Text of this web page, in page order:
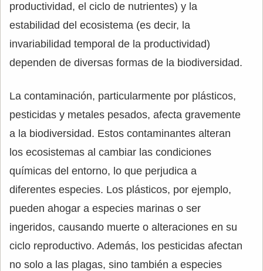
productividad, el ciclo de nutrientes) y la
estabilidad del ecosistema (es decir, la
invariabilidad temporal de la productividad)
dependen de diversas formas de la biodiversidad.
La contaminación, particularmente por plásticos,
pesticidas y metales pesados, afecta gravemente
a la biodiversidad. Estos contaminantes alteran
los ecosistemas al cambiar las condiciones
químicas del entorno, lo que perjudica a
diferentes especies. Los plásticos, por ejemplo,
pueden ahogar a especies marinas o ser
ingeridos, causando muerte o alteraciones en su
ciclo reproductivo. Además, los pesticidas afectan
no solo a las plagas, sino también a especies